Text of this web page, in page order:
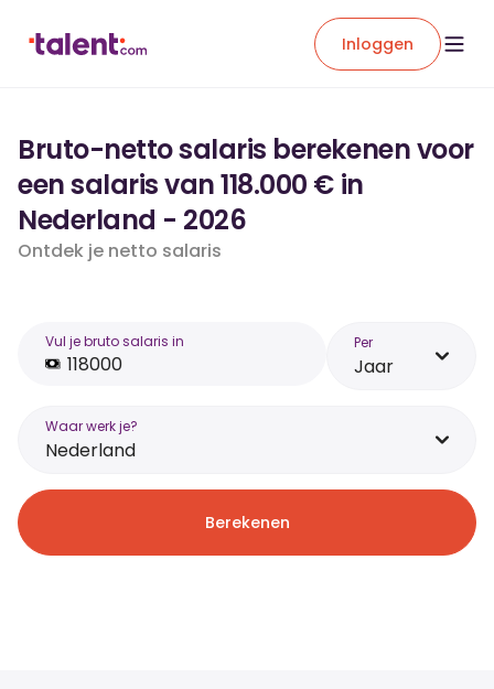
Inloggen
Bruto-netto salaris berekenen voor
een salaris van 118.000 € in
Nederland - 2026
Ontdek je netto salaris
Vul je bruto salaris in Per
Jaar
Waar werk je?
Nederland
Berekenen